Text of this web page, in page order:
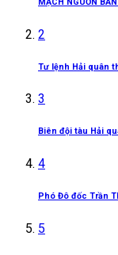
2
Tư lệnh Hải quân
3
Biên đội tàu Hải
4
Phó Đô đốc Trần
5